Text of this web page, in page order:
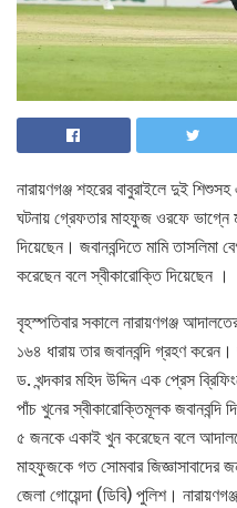
নারায়ণগঞ্জ শহরের বাবুরাইলে দুই
ঘটনায় গ্রেফতার মাহফুজ ওরফে ভাগ্নে
দিয়েছেন। জবানবন্দিতে মামি তাসলিমা
করেছেন বলে স্বীকারোক্তি দিয়েছেন ।
বৃহস্পতিবার সকালে নারায়ণগঞ্জ
১৬৪ ধারায় তার জবানবন্দি গ্রহণ করেন।
ড. খন্দকার মহিদ উদ্দিন এক প্রেস
পাঁচ খুনের স্বীকারোক্তিমূলক জবানবন্দি
৫ জনকে একাই খুন করেছেন বলে
মাহফুজকে গত সোমবার জিজ্ঞাসাবাদের
জেলা গোয়েন্দা (ডিবি) পুলিশ।